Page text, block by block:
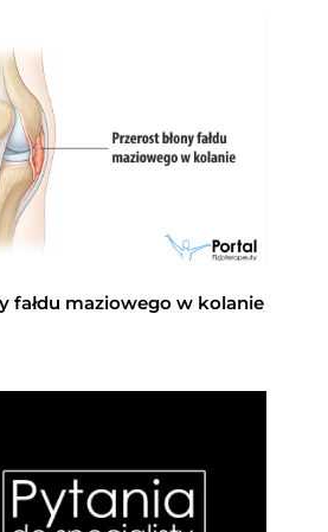
fałdu maziowego w kolanie